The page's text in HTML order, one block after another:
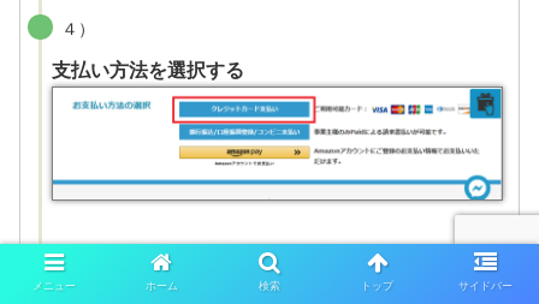
４）
支払い方法を選択する
５）
メニュー ホーム 検索 トップ サイドバー